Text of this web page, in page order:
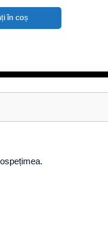
în coș